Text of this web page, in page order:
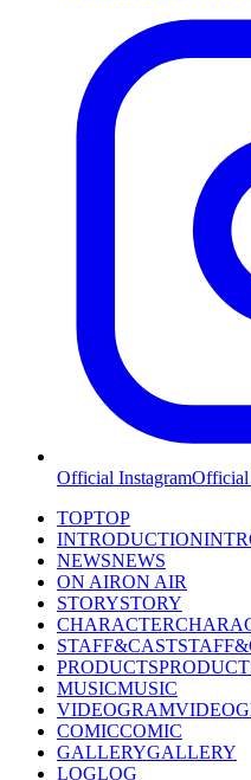
Official InstagramOfficial
TOPTOP
INTRODUCTION
NEWSNEWS
ON AIRON AIR
STORYSTORY
CHARACTER
STAFF&CAST
PRODUCTS
MUSICMUSIC
VIDEOGRAM
COMICCOMIC
GALLERYGALLERY
LOGLOG